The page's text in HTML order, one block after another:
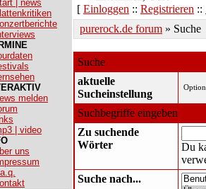
| news
melden
| video
uns
[ Einloggen :: Registrieren ::
purerock.de forum » Suche
Suche
aktuelle
Sucheinstellung
Suchbegriffe eingeben
Zu suchende
Wörter
Du
Suche nach...